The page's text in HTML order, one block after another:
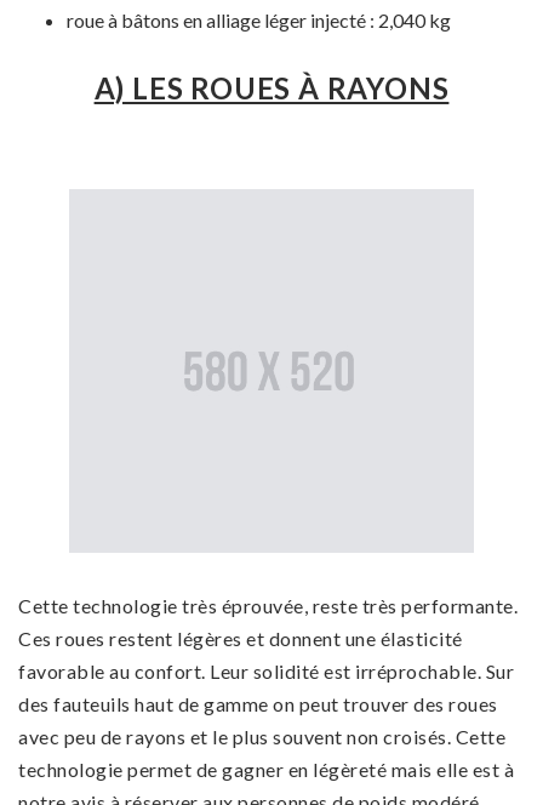
roue à bâtons en alliage léger injecté : 2,040 kg
A) LES ROUES À RAYONS
Cette technologie très éprouvée, reste très performante.
Ces roues restent légères et donnent une élasticité
favorable au confort. Leur solidité est irréprochable. Sur
des fauteuils haut de gamme on peut trouver des roues
avec peu de rayons et le plus souvent non croisés. Cette
technologie permet de gagner en légèreté mais elle est à